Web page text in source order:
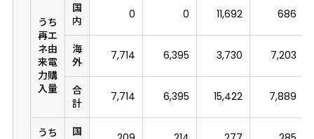
うち
再エ
ネ由
来電
力購
入量
国
内
0 0 11,692 686
海
外
7,714 6,395 3,730 7,203
合
計
7,714 6,395 15,422 7,889
うち
国